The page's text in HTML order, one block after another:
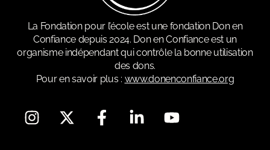
La Fondation pour l’école est une fondation Don en
Confiance depuis 2024. Don en Confiance est un
organisme indépendant qui contrôle la bonne utilisation
des dons.
Pour en savoir plus : www.donenconfiance.org